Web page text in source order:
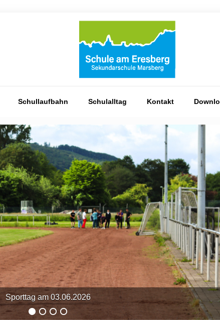
Schullaufbahn Schulalltag Kontakt
Sporttag am 03.06.2026